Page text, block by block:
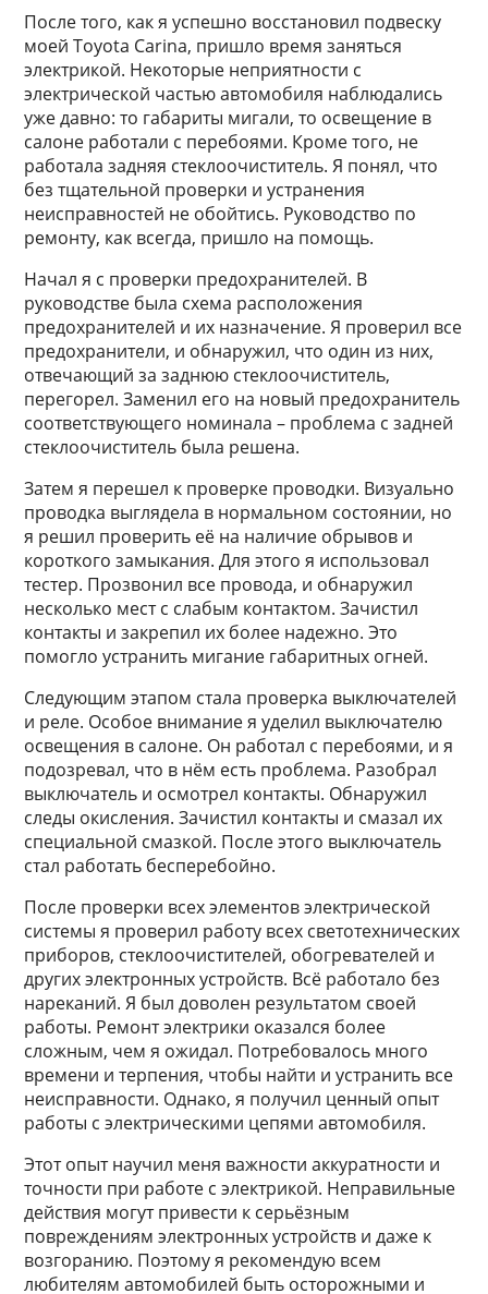
После того, как я успешно восстановил подвеску
моей Toyota Carina, пришло время заняться
электрикой. Некоторые неприятности с
электрической частью автомобиля наблюдались
уже давно: то габариты мигали, то освещение в
салоне работали с перебоями. Кроме того, не
работала задняя стеклоочиститель. Я понял, что
без тщательной проверки и устранения
неисправностей не обойтись. Руководство по
ремонту, как всегда, пришло на помощь.
Начал я с проверки предохранителей. В
руководстве была схема расположения
предохранителей и их назначение. Я проверил все
предохранители, и обнаружил, что один из них,
отвечающий за заднюю стеклоочиститель,
перегорел. Заменил его на новый предохранитель
соответствующего номинала – проблема с задней
стеклоочиститель была решена.
Затем я перешел к проверке проводки. Визуально
проводка выглядела в нормальном состоянии, но
я решил проверить её на наличие обрывов и
короткого замыкания. Для этого я использовал
тестер. Прозвонил все провода, и обнаружил
несколько мест с слабым контактом. Зачистил
контакты и закрепил их более надежно. Это
помогло устранить мигание габаритных огней.
Следующим этапом стала проверка выключателей
и реле. Особое внимание я уделил выключателю
освещения в салоне. Он работал с перебоями, и я
подозревал, что в нём есть проблема. Разобрал
выключатель и осмотрел контакты. Обнаружил
следы окисления. Зачистил контакты и смазал их
специальной смазкой. После этого выключатель
стал работать бесперебойно.
После проверки всех элементов электрической
системы я проверил работу всех светотехнических
приборов, стеклоочистителей, обогревателей и
других электронных устройств. Всё работало без
нареканий. Я был доволен результатом своей
работы. Ремонт электрики оказался более
сложным, чем я ожидал. Потребовалось много
времени и терпения, чтобы найти и устранить все
неисправности. Однако, я получил ценный опыт
работы с электрическими цепями автомобиля.
Этот опыт научил меня важности аккуратности и
точности при работе с электрикой. Неправильные
действия могут привести к серьёзным
повреждениям электронных устройств и даже к
возгоранию. Поэтому я рекомендую всем
любителям автомобилей быть осторожными и